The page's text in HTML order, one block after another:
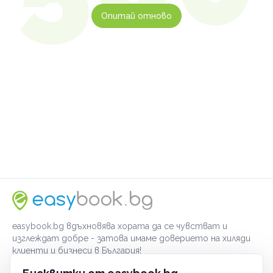
Опитай отново
easybook.bg вдъхновява хората да се чувстват и
изглеждат добре - затова имаме доверието на хиляди
клиенти и бизнеси в България!